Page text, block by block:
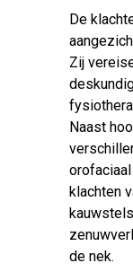
De
Zij
Naast
klachten
de nek.